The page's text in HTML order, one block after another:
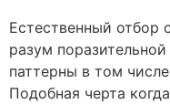
Естественный отбор
разум
паттерны в том
Подобная черта